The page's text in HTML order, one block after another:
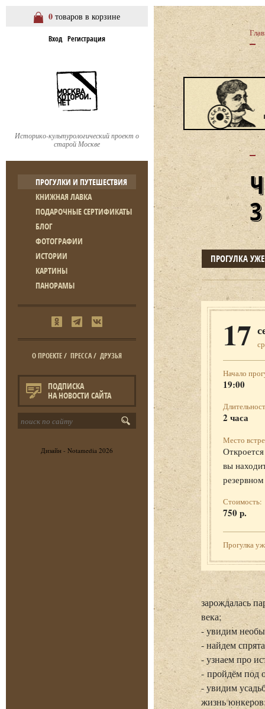
0 товаров в корзине
Вход Регистрация
Историко-культурологический проект о
старой Москве
ПРОГУЛКИ И ПУТЕШЕСТВИЯ
КНИЖНАЯ ЛАВКА
ПОДАРОЧНЫЕ СЕРТИФИКАТЫ
БЛОГ
ФОТОГРАФИИ
ИСТОРИИ
КАРТИНЫ
ПАНОРАМЫ
О ПРОЕКТЕ/ ПРЕССА/ ДРУЗЬЯ
ПОДПИСКА
НА НОВОСТИ САЙТА
Дизайн - Notamedia 2026
ПРОГУЛКА
17
Начало
19:00
2 часа
Место
вы
Стоимость:
750 р.
Прогулка
зарождалась
века;
- увидим
- найдем
- узнаем про
- пройдём под
- увидим
жизнь